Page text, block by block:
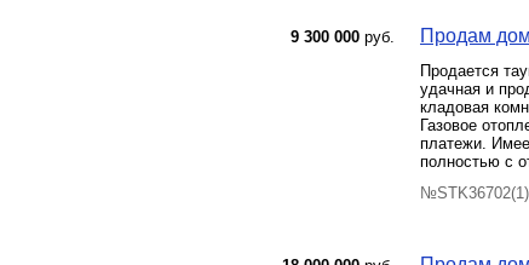
9 300 000 руб. Продам
Продается
удачная и
кладовая
Газовое
платежи.
полностью с